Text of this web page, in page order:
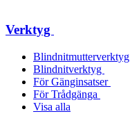
Verktyg
Blindnitmutterverktyg
Blindnitverktyg
För Gänginsatser
För Trådgänga
Visa alla